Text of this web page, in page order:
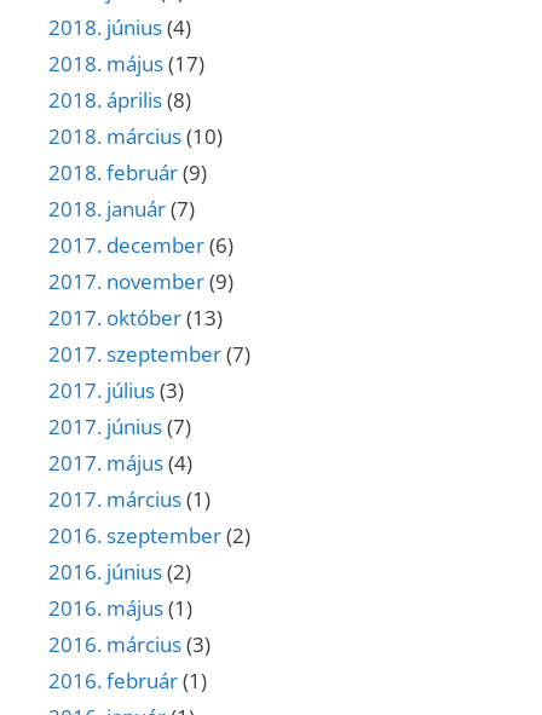
2018. június(4)
2018. május(17)
2018. április(8)
2018. március(10)
2018. február(9)
2018. január(7)
2017. december(6)
2017. november(9)
2017. október(13)
2017. szeptember(7)
2017. július(3)
2017. június(7)
2017. május(4)
2017. március(1)
2016. szeptember(2)
2016. június(2)
2016. május(1)
2016. március(3)
2016. február(1)